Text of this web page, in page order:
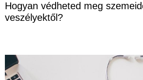
Hogyan védheted meg
veszélyektől?